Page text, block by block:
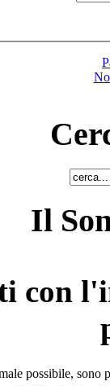
Il
con
possibile, sono